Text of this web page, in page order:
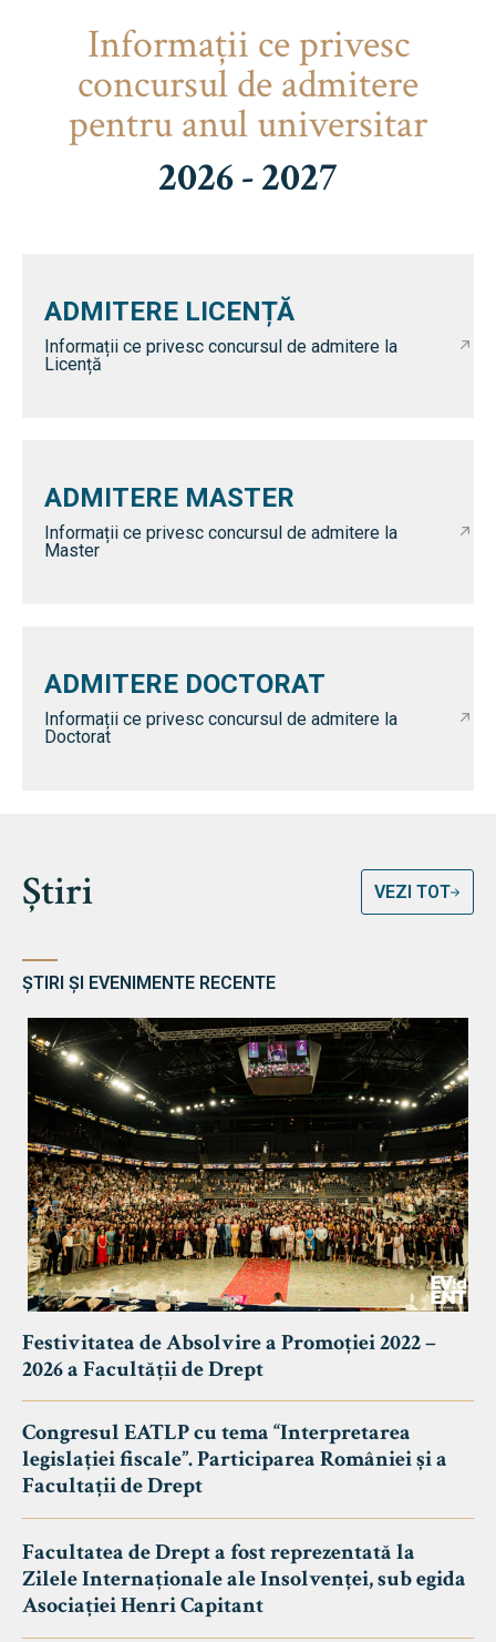
Informaţii ce privesc
concursul de admitere
pentru anul universitar
2026 - 2027
ADMITERE LICENȚĂ
Informații ce privesc concursul de admitere la
Licență
ADMITERE MASTER
Informații ce privesc concursul de admitere la
Master
ADMITERE DOCTORAT
Informații ce privesc concursul de admitere la
Doctorat
Știri VEZI TOT
ȘTIRI ȘI EVENIMENTE RECENTE
Festivitatea de Absolvire a Promoției 2022 –
2026 a Facultății de Drept
Congresul EATLP cu tema “Interpretarea
legislației fiscale”. Participarea României și a
Facultații de Drept
Facultatea de Drept a fost reprezentată la
Zilele Internaționale ale Insolvenței, sub egida
Asociației Henri Capitant